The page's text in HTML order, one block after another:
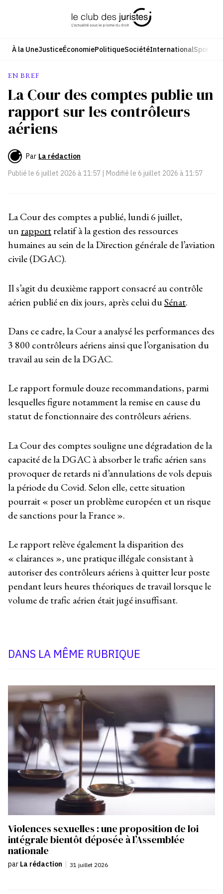
À la UneJusticeÉconomiePolitiqueSociétéInternationalSport
EN BREF
La Cour des comptes publie un
rapport sur les contrôleurs
aériens
Par La rédaction
Publié le 6 juillet 2026 à 11:57 | Modifié le 6 juillet 2026 à 11:57
La Cour des comptes a publié, lundi 6 juillet,
un rapportrelatif à la gestion des ressources
humaines au sein de la Direction générale de l’aviation
civile (DGAC).
Il s’agit du deuxième rapport consacré au contrôle
aérien publié en dix jours, après celui duSénat.
Dans ce cadre, la Cour a analysé les performances des
3 800 contrôleurs aériens ainsi que l’organisation du
travail au sein de la DGAC.
Le rapport formule douze recommandations, parmi
lesquelles figure notamment la remise en cause du
statut de fonctionnaire des contrôleurs aériens.
La Cour des comptes souligne une dégradation de la
capacité de la DGAC à absorber le trafic aérien sans
provoquer de retards ni d’annulations de vols depuis
la période du Covid. Selon elle, cette situation
pourrait « poser un problème européen et un risque
de sanctions pour la France ».
Le rapport relève également la disparition des
« clairances », une pratique illégale consistant à
autoriser des contrôleurs aériens à quitter leur poste
pendant leurs heures théoriques de travail lorsque le
volume de trafic aérien était jugé insuffisant.
DANS LA MÊME RUBRIQUE
Violences sexuelles : une proposition de loi
intégrale bientôt déposée à l’Assemblée
nationale
par La rédaction | 31 juillet 2026